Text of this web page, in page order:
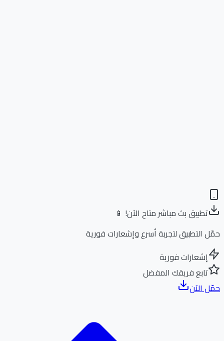
تطبيق بث مباشر متاح الآن! 📱
التطبيق لتجربة أسرع وإشعارات فورية
إشعارات فورية
تابع فريقك المفضل
الآن